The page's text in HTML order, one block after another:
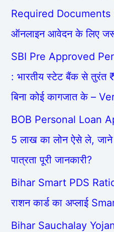
Required Documents
ऑनलाइन आवेदन के लिए
SBI Pre Approved
: भारतीय स्टेट बैंक से तुरंत
बिना कोई कागजात के –
BOB Personal Loan
5 लाख का लोन ऐसे ले, जाने
पात्रता पूरी जानकारी?
Bihar Smart PDS
राशन कार्ड का अप्लाई
Bihar Sauchalay